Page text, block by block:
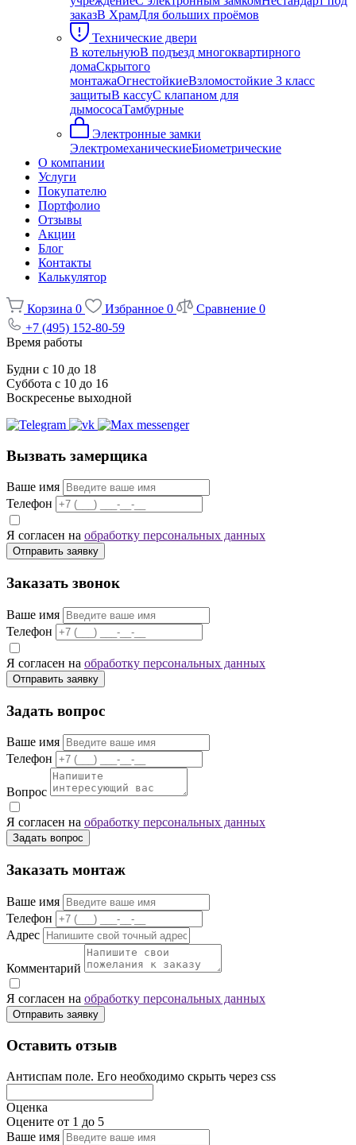
заказВ ХрамДля больших проёмов
Технические двери
В котельнуюВ подъезд многоквартирного
домаСкрытого
монтажаОгнестойкиеВзломостойкие 3 класс
защитыВ кассуС клапаном для
дымососаТамбурные
Электронные замки
ЭлектромеханическиеБиометрические
О компании
Услуги
Покупателю
Портфолио
Отзывы
Акции
Блог
Контакты
Калькулятор
Корзина 0 Избранное 0 Сравнение 0
+7 (495) 152-80-59
Время работы
Будни с 10 до 18
Суббота с 10 до 16
Воскресенье выходной
Вызвать замерщика
Ваше имя
Телефон
Я согласен на обработку персональных данных
Отправить заявку
Заказать звонок
Ваше имя
Телефон
Я согласен на обработку персональных данных
Отправить заявку
Задать вопрос
Ваше имя
Телефон
Вопрос
Я согласен на обработку персональных данных
Задать вопрос
Заказать монтаж
Ваше имя
Телефон
Адрес
Комментарий
Я согласен на обработку персональных данных
Отправить заявку
Оставить отзыв
Антиспам поле. Его необходимо скрыть через css
Оценка
Оцените от 1 до 5
Ваше имя